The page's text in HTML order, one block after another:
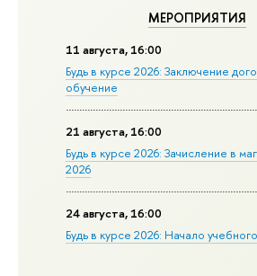
МЕРОПРИЯТИЯ
11 августа, 16:00
Будь в курсе 2026: Заключение
обучение
21 августа, 16:00
Будь в курсе 2026: Зачисление в
2026
24 августа, 16:00
Будь в курсе 2026: Начало